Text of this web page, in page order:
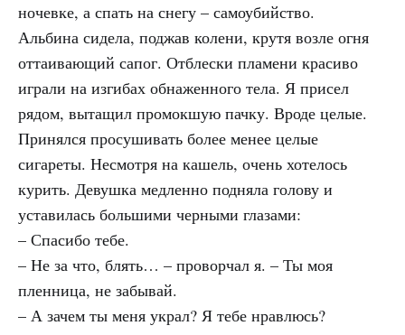
ночевке, а спать на снегу – самоубийство.
Альбина сидела, поджав колени, крутя возле огня
оттаивающий сапог. Отблески пламени красиво
играли на изгибах обнаженного тела. Я присел
рядом, вытащил промокшую пачку. Вроде целые.
Принялся просушивать более менее целые
сигареты. Несмотря на кашель, очень хотелось
курить. Девушка медленно подняла голову и
уставилась большими черными глазами:
– Спасибо тебе.
– Не за что, блять… – проворчал я. – Ты моя
пленница, не забывай.
– А зачем ты меня украл? Я тебе нравлюсь?